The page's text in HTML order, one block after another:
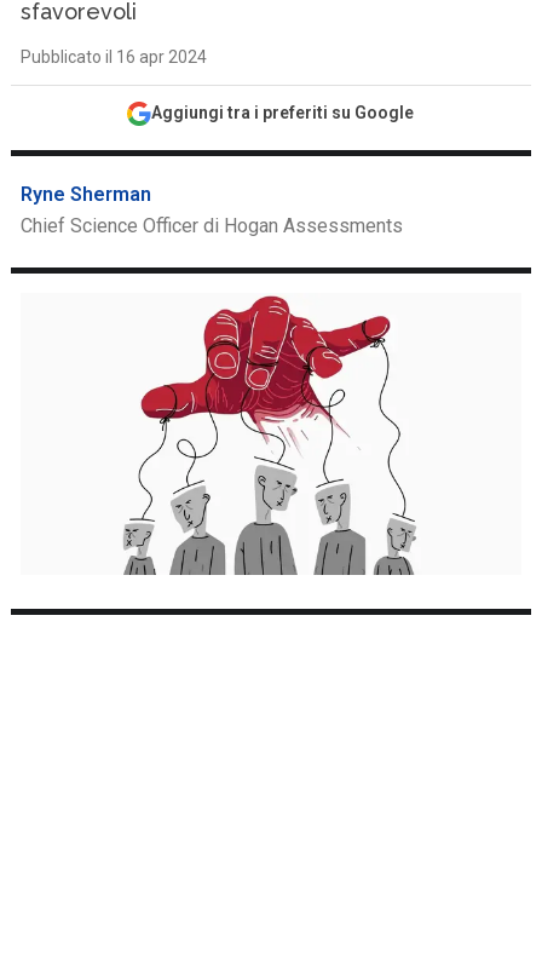
sfavorevoli
Pubblicato il 16 apr 2024
Aggiungi tra i preferiti su Google
Ryne Sherman
Chief Science Officer di Hogan Assessments